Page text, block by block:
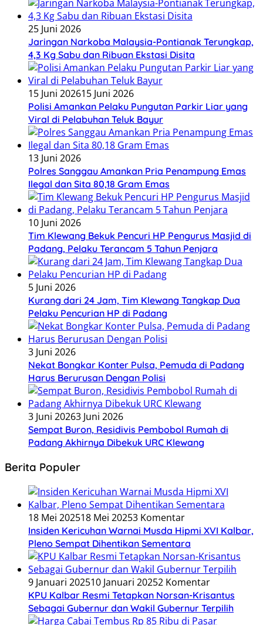
25 Juni 2026
Jaringan Narkoba Malaysia-Pontianak Terungkap,
4,3 Kg Sabu dan Ribuan Ekstasi Disita
15 Juni 202615 Juni 2026
Polisi Amankan Pelaku Pungutan Parkir Liar yang
Viral di Pelabuhan Teluk Bayur
13 Juni 2026
Polres Sanggau Amankan Pria Penampung Emas
Ilegal dan Sita 80,18 Gram Emas
10 Juni 2026
Tim Klewang Bekuk Pencuri HP Pengurus Masjid di
Padang, Pelaku Terancam 5 Tahun Penjara
5 Juni 2026
Kurang dari 24 Jam, Tim Klewang Tangkap Dua
Pelaku Pencurian HP di Padang
3 Juni 2026
Nekat Bongkar Konter Pulsa, Pemuda di Padang
Harus Berurusan Dengan Polisi
3 Juni 20263 Juni 2026
Sempat Buron, Residivis Pembobol Rumah di
Padang Akhirnya Dibekuk URC Klewang
Berita Populer
18 Mei 202518 Mei 20253 Komentar
Insiden Kericuhan Warnai Musda Hipmi XVI Kalbar,
Pleno Sempat Dihentikan Sementara
9 Januari 202510 Januari 20252 Komentar
KPU Kalbar Resmi Tetapkan Norsan-Krisantus
Sebagai Gubernur dan Wakil Gubernur Terpilih